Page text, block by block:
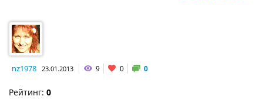
nz1978 23.01.2013 9 0 0
Рейтинг: 0